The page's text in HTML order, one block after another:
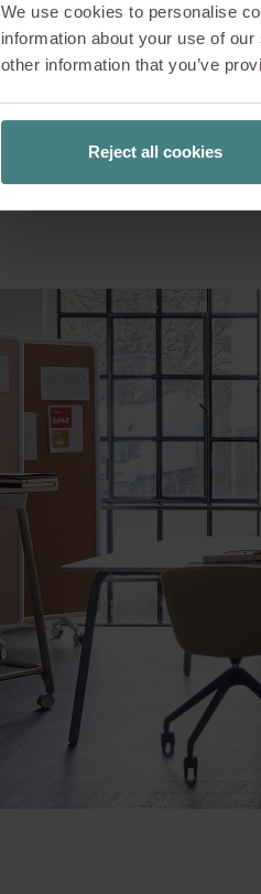
We use cookies to personalise
information about your use of
other information that you’ve
Reject all cookies